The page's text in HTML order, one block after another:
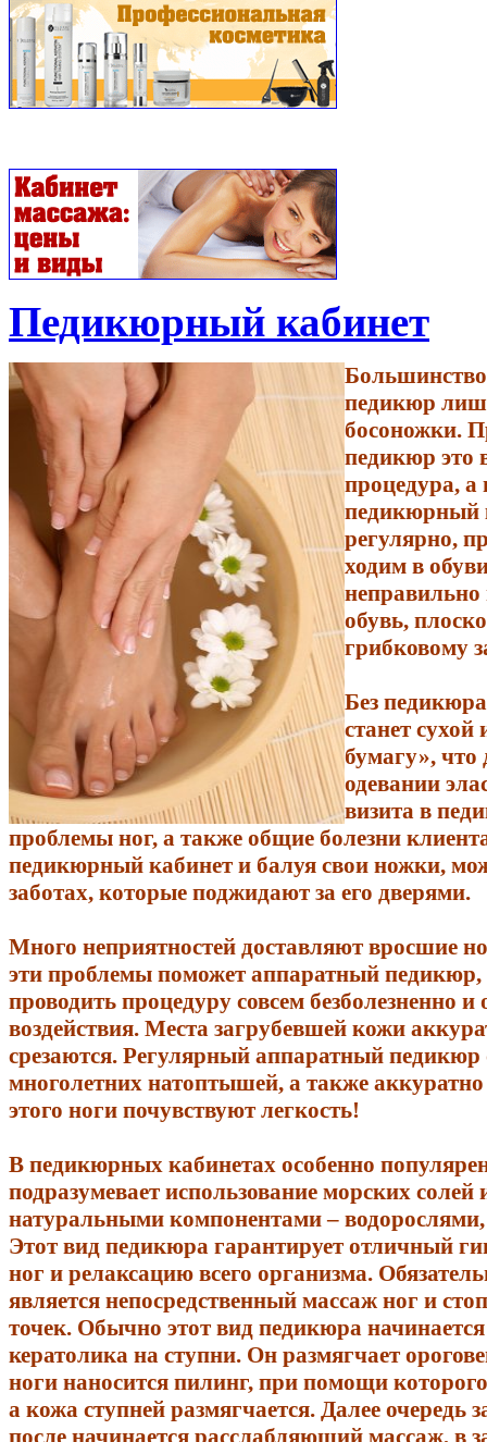
Педикюрный кабинет
педикюр
босоножки.
педикюр это
процедура, а
педикюрный
регулярно,
ходим в
неправильно
обувь,
грибковому
Без
станет
бумагу», что
одевании
визита в
проблемы ног, а также общие болезни
педикюрный кабинет и балуя свои ножки,
заботах, которые поджидают за его дверями.
Много неприятностей доставляют вросшие
эти проблемы поможет аппаратный
проводить процедуру совсем безболезненно
воздействия. Места загрубевшей кожи
срезаются. Регулярный аппаратный педикюр
многолетних натоптышей, а также
этого ноги почувствуют легкость!
В педикюрных кабинетах особенно
подразумевает использование морских
натуральными компонентами – водорослями,
Этот вид педикюра гарантирует отличный
ног и релаксацию всего организма.
является непосредственный массаж ног и
точек. Обычно этот вид педикюра
кератолика на ступни. Он размягчает
ноги наносится пилинг, при помощи
а кожа ступней размягчается. Далее очередь
после начинается расслабляющий массаж, в